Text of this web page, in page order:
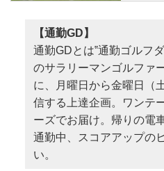
いが、
つねに
て、大
る。ミ
の幅も
はもっ
きだと
【通勤GD】
通勤GDとは‟通勤ゴルフ
のサラリーマンゴルファ
に、月曜日から金曜日（
信する上達企画。ワンテ
ーズでお届け。帰りの電
通勤中、スコアアップの
い。